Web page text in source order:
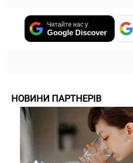
Читайте нас у
Google Discover
НОВИНИ ПАРТНЕРІВ